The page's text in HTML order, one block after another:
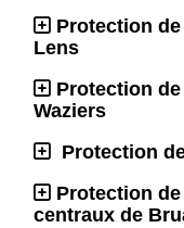
Protection
Lens
Protection
Waziers
Protection
Protection
centraux de